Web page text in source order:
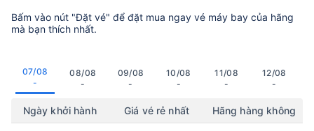
Bấm vào nút "Đặt vé" để đặt mua ngay vé máy bay của hãng
mà bạn thích nhất.
07/08
-
08/08
-
09/08
-
10/08
-
11/08
-
12/08
-
Ngày khởi hành Giá vé rẻ nhất Hãng hàng không